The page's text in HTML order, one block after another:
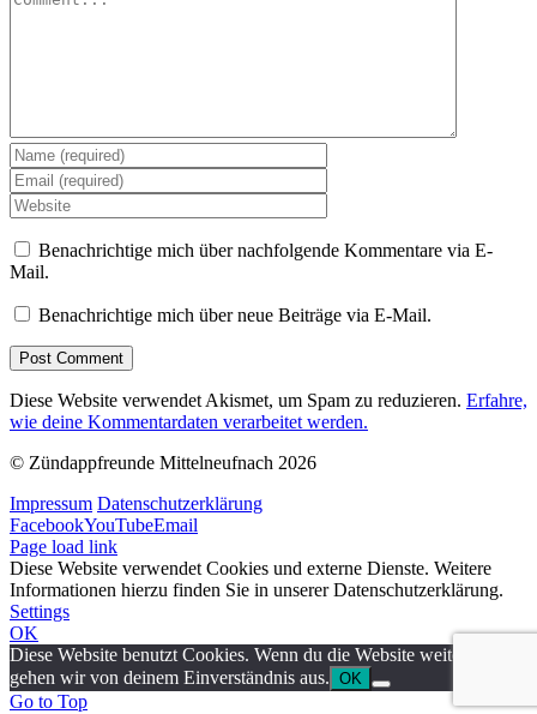
Benachrichtige mich über nachfolgende Kommentare via E-
Mail.
Benachrichtige mich über neue Beiträge via E-Mail.
Diese Website verwendet Akismet, um Spam zu reduzieren. Erfahre,
wie deine Kommentardaten verarbeitet werden.
© Zündappfreunde Mittelneufnach 2026
Impressum Datenschutzerklärung
FacebookYouTubeEmail
Page load link
Diese Website verwendet Cookies und externe Dienste. Weitere
Informationen hierzu finden Sie in unserer Datenschutzerklärung.
Settings
OK
Diese Website benutzt Cookies. Wenn du die Website weiter nutzt,
gehen wir von deinem Einverständnis aus. OK
Go to Top